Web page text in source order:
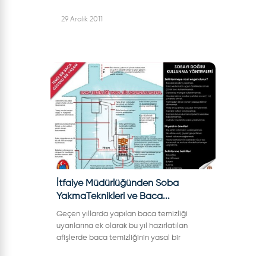
Rafet Alemdar ve bazı daire müdürlerinin...
29 Aralık 2011
İtfaiye Müdürlüğünden Soba
YakmaTeknikleri ve Baca...
Geçen yıllarda yapılan baca temizliği
uyarılarına ek olarak bu yıl hazırlatılan
afişlerde baca temizliğinin yasal bir